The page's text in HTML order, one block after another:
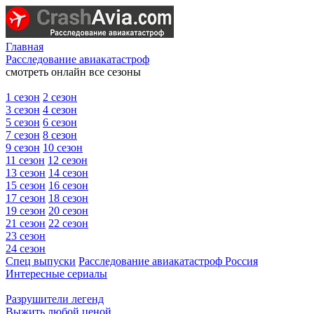
Главная
Расследование авиакатастроф
смотреть онлайн все сезоны
1 сезон 2 сезон
3 сезон 4 сезон
5 сезон 6 сезон
7 сезон 8 сезон
9 сезон 10 сезон
11 сезон 12 сезон
13 сезон 14 сезон
15 сезон 16 сезон
17 сезон 18 сезон
19 сезон 20 сезон
21 сезон 22 сезон
23 сезон
24 сезон
Спец выпуски Расследование авиакатастроф Россия
Интересные сериалы
Разрушители легенд
Выжить любой ценой